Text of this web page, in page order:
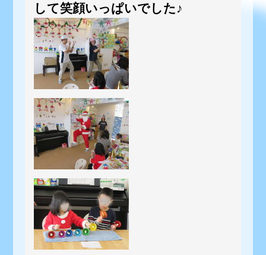
して笑顔いっぱいでした♪